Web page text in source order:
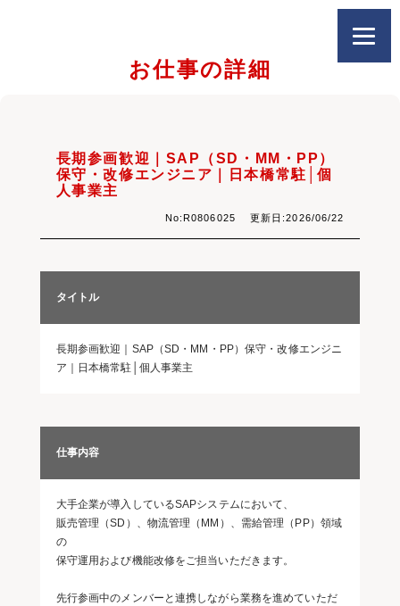
お仕事の詳細
長期参画歓迎｜SAP（SD・MM・PP）
保守・改修エンジニア｜日本橋常駐│個
人事業主
No:R0806025 更新日:2026/06/22
タイトル
長期参画歓迎｜SAP（SD・MM・PP）保守・改修エンジニ
ア｜日本橋常駐│個人事業主
仕事内容
大手企業が導入しているSAPシステムにおいて、
販売管理（SD）、物流管理（MM）、需給管理（PP）領域
の
保守運用および機能改修をご担当いただきます。
先行参画中のメンバーと連携しながら業務を進めていただ